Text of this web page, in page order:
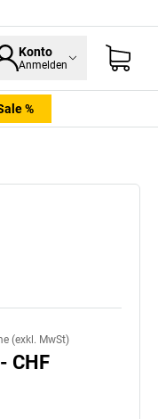
Konto
Anmelden
%
(exkl. MwSt)
CHF